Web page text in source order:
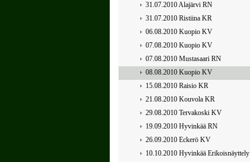
31.07.2010 Alajärvi RN
31.07.2010 Ristiina KR
06.08.2010 Kuopio KV
07.08.2010 Kuopio KV
07.08.2010 Mustasaari RN
08.08.2010 Kuopio KV
15.08.2010 Raisio KR
21.08.2010 Kouvola KR
29.08.2010 Tervakoski KV
19.09.2010 Hyvinkää RN
26.09.2010 Eckerö KV
10.10.2010 Hyvinkää Erikoisnäyttely